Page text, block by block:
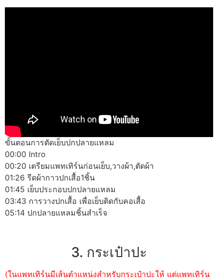
ขั้นตอนการตัดเย็บปกปลายแหลม
00:00 Intro
00:20 เตรียมแพทเทิร์นก่อนเย็บ,วางผ้า,ตัดผ้า
01:26 รีดผ้ากาวปกเสื้อ1ชิ้น
01:45 เย็บประกอบปกปลายแหลม
03:43 การวางปกเสื้อ เพื่อเย็บติดกับคอเสื้อ
05:14 ปกปลายแหลมชิ้นสำเร็จ
3. กระเป๋าปะ
(ในแพทเทิร์นมีเส้นตำแหน่งสำหรับกระเป๋าปะให้ แต่แพทเทิร์น